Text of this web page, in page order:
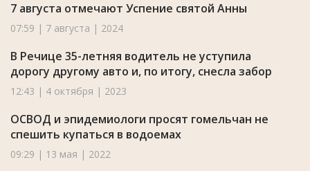
7 августа отмечают Успение святой Анны
07:59 | 7 августа | 2024
В Речице 35-летняя водитель не уступила
дорогу другому авто и, по итогу, снесла забор
12:43 | 4 октября | 2023
ОСВОД и эпидемиологи просят гомельчан не
спешить купаться в водоемах
09:29 | 13 мая | 2022